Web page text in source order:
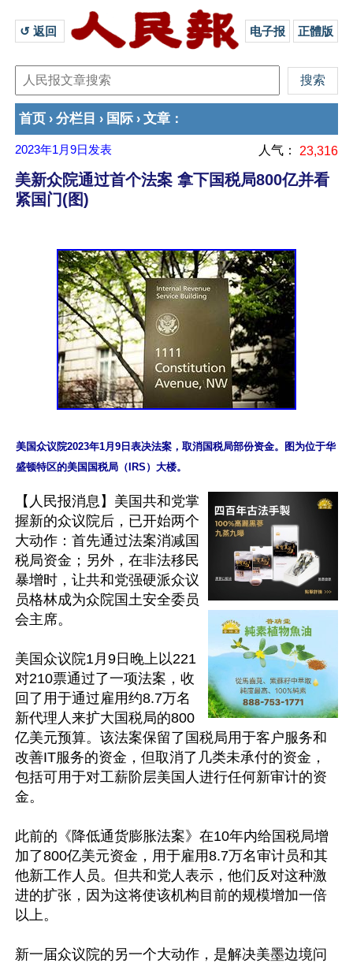
↺ 返回 电子报 正體版
首页 › 分栏目 › 国际 › 文章 ：
2023年1月9日 发表 人气： 23,316
美新众院通过首个法案 拿下国税局800亿并看
紧国门(图)
美国众议院2023年1月9日表决法案，取消国税局部份资金。图为位于华
【人民报消息】美国共和党掌
握新的众议院后，已开始两个
大动作：首先通过法案消减国
税局资金；另外，在非法移民
暴增时，让共和党强硬派众议
员格林成为众院国土安全委员
会主席。
美国众议院1月9日晚上以221
对210票通过了一项法案，收
回了用于通过雇用约8.7万名
新代理人来扩大国税局的800
亿美元预算。该法案保留了国税局用于客户服务和
改善IT服务的资金，但取消了几类未承付的资金，
包括可用于对工薪阶层美国人进行任何新审计的资
金。
此前的《降低通货膨胀法案》在10年内给国税局增
加了800亿美元资金，用于雇用8.7万名审计员和其
他新工作人员。但共和党人表示，他们反对这种激
进的扩张，因为这将使该机构目前的规模增加一倍
以上。
新一届众议院的另一个大动作，是解决美墨边境问